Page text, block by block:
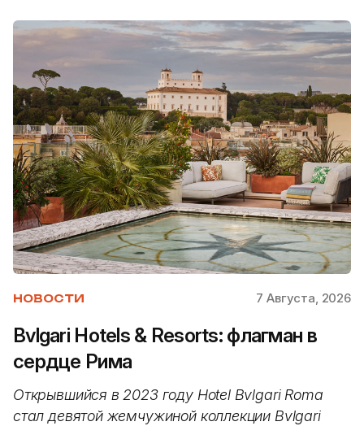
НОВОСТИ 7 Августа, 2026
Bvlgari Hotels & Resorts: флагман в
сердце Рима
Открывшийся в 2023 году Hotel Bvlgari Roma
стал девятой жемчужиной коллекции Bvlgari